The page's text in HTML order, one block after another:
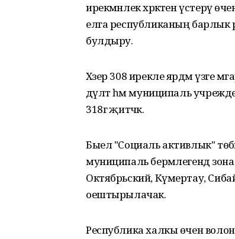
ирекмәнлек хәрәкәтен үстерү
елга республиканың барлык
булдыру.
Хәзер 308 ирекле ярдәм
дәүләт һәм муниципаль
318гә җитәчәк.
Быел "Социаль активлык"
муниципаль берәмлегендә
Октябрьский, Күмертау,
оештырылачак.
Республика халкы өчен